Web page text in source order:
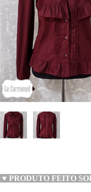
♥ PRODUTO FEITO